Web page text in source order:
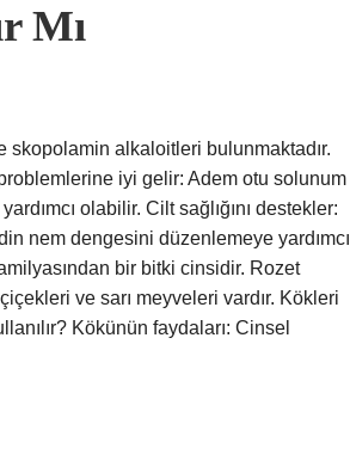
Mı
alkaloitleri bulunmaktadır.
iyi gelir: Adem otu solunum
olabilir. Cilt sağlığını destekler:
nem dengesini düzenlemeye yardımcı
bir bitki cinsidir. Rozet
ve sarı meyveleri vardır. Kökleri
Kökünün faydaları: Cinsel